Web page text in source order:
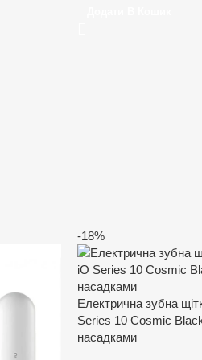
-18%
Електрична зубна
Series 10 Cosmic
насадками